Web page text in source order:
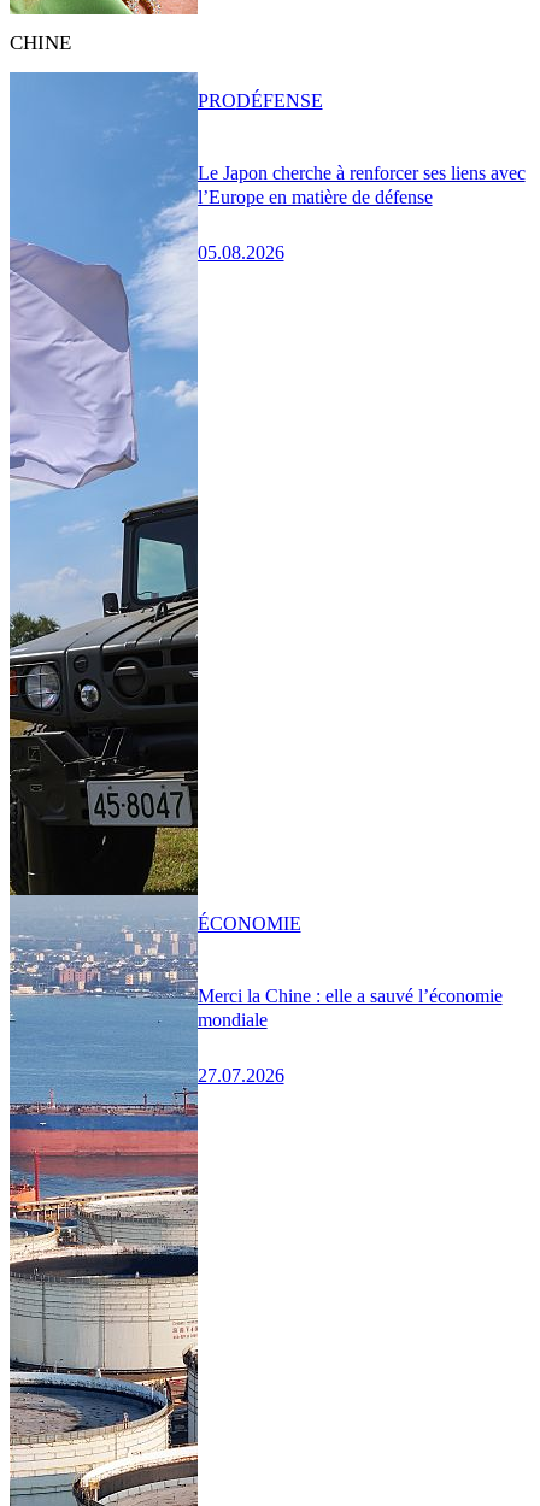
CHINE
Le Japon cherche à renforcer ses liens avec
l’Europe en matière de défense
05.08.2026
PRODÉFENSE
Merci la Chine : elle a sauvé l’économie
mondiale
27.07.2026
ÉCONOMIE